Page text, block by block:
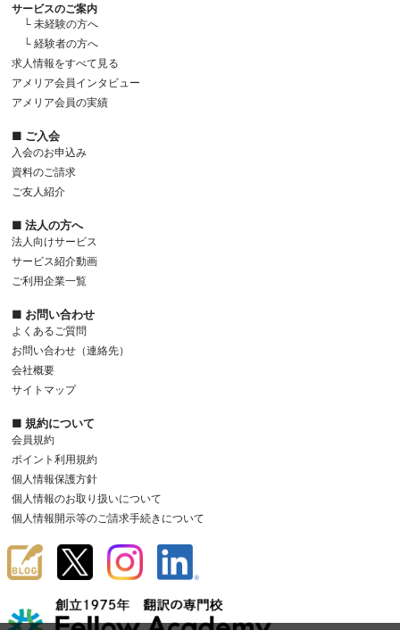
サービスのご案内
└ 未経験の方へ
└ 経験者の方へ
求人情報をすべて見る
アメリア会員インタビュー
アメリア会員の実績
■ ご入会
入会のお申込み
資料のご請求
ご友人紹介
■ 法人の方へ
法人向けサービス
サービス紹介動画
ご利用企業一覧
■ お問い合わせ
よくあるご質問
お問い合わせ（連絡先）
会社概要
サイトマップ
■ 規約について
会員規約
ポイント利用規約
個人情報保護方針
個人情報のお取り扱いについて
個人情報開示等のご請求手続きについて